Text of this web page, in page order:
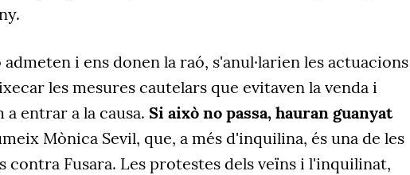
admeten i ens donen la raó, s'anul·larien les actuacions
les mesures cautelars que evitaven la venda i
entrar a la causa. Si això no passa, hauran guanyat
Mònica Sevil, que, a més d'inquilina, és una de les
contra Fusara. Les protestes dels veïns i l'inquilinat,